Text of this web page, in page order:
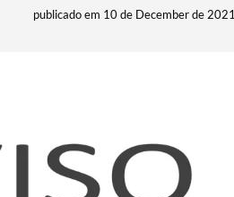
publicado em 10 de December de 2021